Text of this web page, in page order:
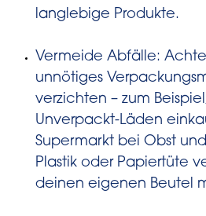
langlebige Produkte.
Vermeide Abfälle:
unnötiges
verzichten – zum
Unverpackt-Läden
Supermarkt bei Obst
Plastik oder Papiertüte
deinen eigenen Beutel